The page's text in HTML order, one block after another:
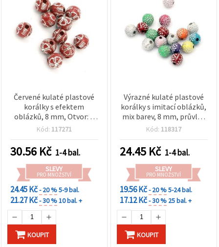
Červené kulaté plastové
korálky s efektem
oblázků, 8 mm, Otvor: 2
mm, 50 g (cca 190 ks)
Kód: 117271
30.56 Kč 1-4 bal.
SLEVY
PRO MNOŽSTVÍ
24.45 Kč- 20 %5-9 bal.
21.27 Kč- 30 %10 bal. +
KOUPIT
Výrazné kulaté plastové
korálky s imitací oblázků,
mix barev, 8 mm, průvlek
2 mm – 20 g (~75 ks) –
přírodním vzhledem a
kreativní DIY projekty
Kód: 118317
24.45 Kč 1-4 bal.
SLEVY
PRO MNOŽSTVÍ
19.56 Kč- 20 %5-24 bal.
17.12 Kč- 30 % 25 bal. +
KOUPIT